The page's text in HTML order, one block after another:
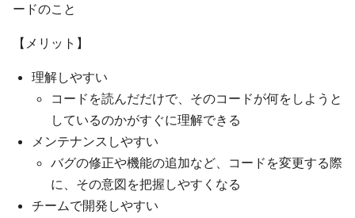
ードのこと
【メリット】
理解しやすい
コードを読んだだけで、そのコードが何をしようと
しているのかがすぐに理解できる
メンテナンスしやすい
バグの修正や機能の追加など、コードを変更する際
に、その意図を把握しやすくなる
チームで開発しやすい